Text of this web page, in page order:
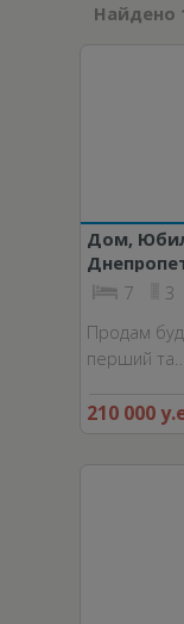
Найдено
Дом,
7
3
Продам
перший та…
210 000